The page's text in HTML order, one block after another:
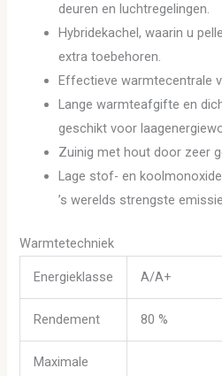
deuren en luchtregelingen.
Hybridekachel, waarin u
extra toebehoren.
Effectieve warmtecentrale
Lange warmteafgifte en
geschikt voor
Zuinig met hout door zeer
Lage stof- en
’s werelds strengste
Warmtetechniek
Energieklasse A/A+
Rendement 80 %
Maximale